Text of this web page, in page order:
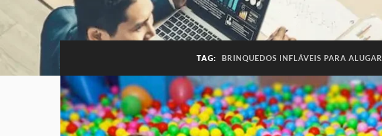
TAG: BRINQUEDOS INFLÁVEIS PARA ALUGAR